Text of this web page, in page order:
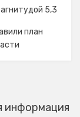
5,3
план
информация